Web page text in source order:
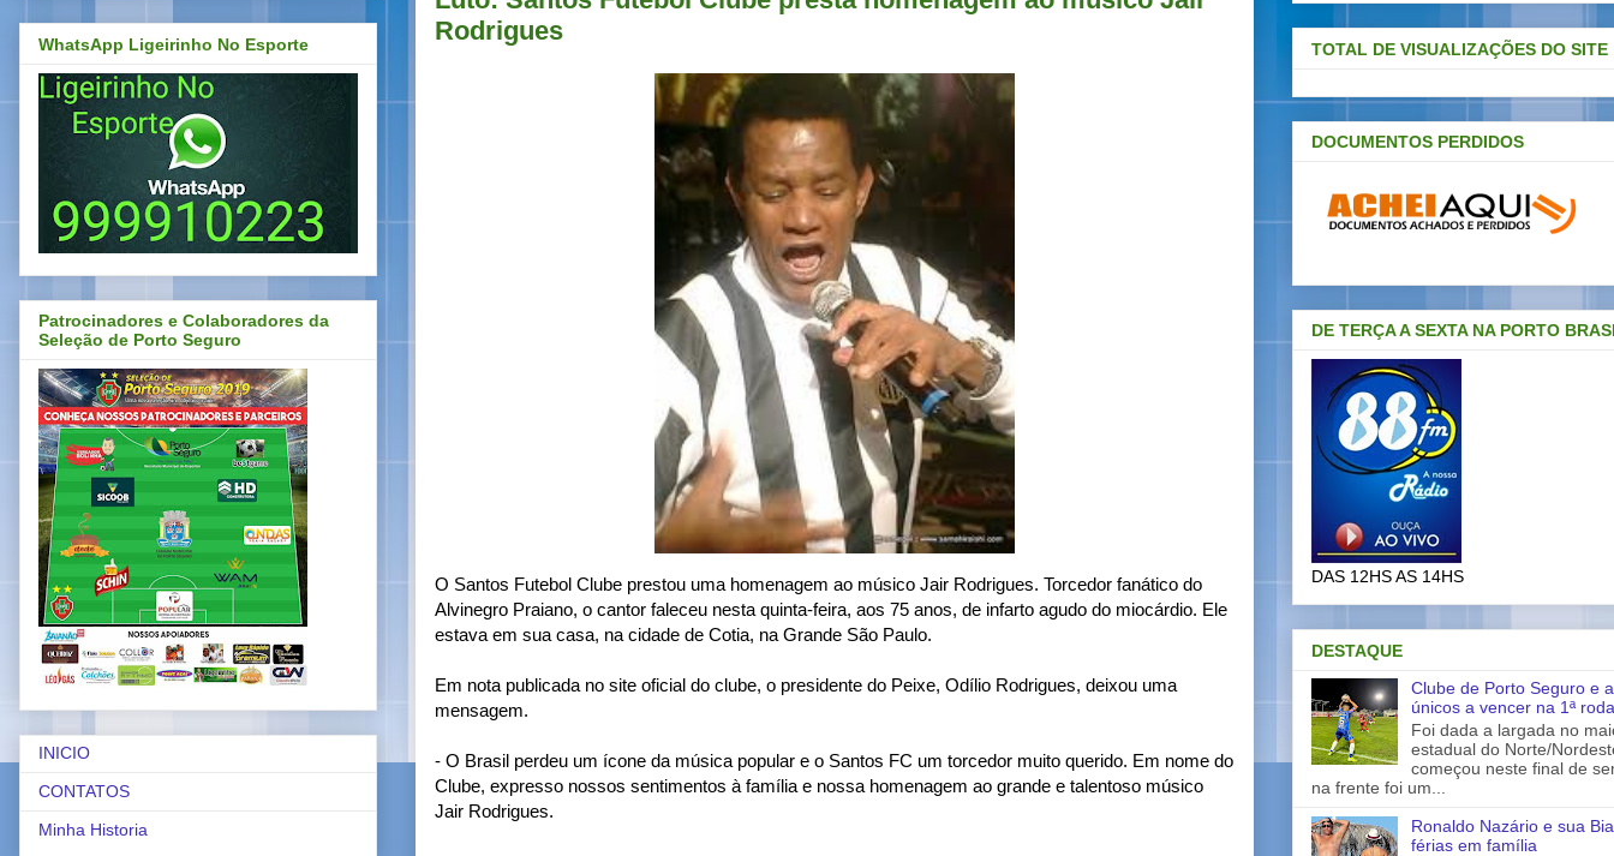
Rodrigues
O Santos Futebol Clube prestou uma homenagem ao músico Jair Rodrigues. Torcedor fanático do
Alvinegro Praiano, o cantor faleceu nesta quinta-feira, aos 75 anos, de infarto agudo do miocárdio. Ele
estava em sua casa, na cidade de Cotia, na Grande São Paulo.
Em nota publicada no site oficial do clube, o presidente do Peixe, Odílio Rodrigues, deixou uma
mensagem.
- O Brasil perdeu um ícone da música popular e o Santos FC um torcedor muito querido. Em nome do
Clube, expresso nossos sentimentos à família e nossa homenagem ao grande e talentoso músico
Jair Rodrigues.
WhatsApp Ligeirinho No Esporte
Patrocinadores e Colaboradores da
Seleção de Porto Seguro
INICIO
CONTATOS
Minha Historia
TOTAL DE VISUALIZAÇÕES DO SITE
DOCUMENTOS PERDIDOS
DE TERÇA A SEXTA NA PORTO
DAS 12HS AS 14HS
DESTAQUE
Clube de Porto Seguro e
únicos a vencer na 1ª
Foi dada a largada no
estadual do Norte/
começou neste final de
na frente foi um...
Ronaldo Nazário e sua
férias em família